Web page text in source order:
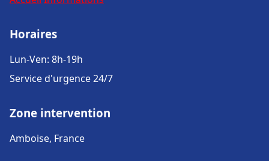
Horaires
Lun-Ven: 8h-19h
Service d'urgence 24/7
Zone intervention
Amboise, France